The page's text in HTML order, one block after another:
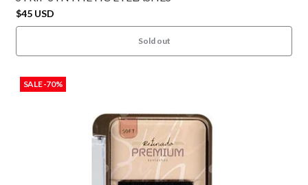
$45 USD
Sold out
SALE -70%